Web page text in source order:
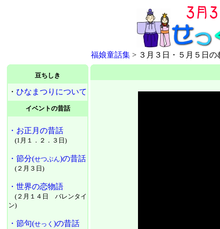
福娘童話集 > ３月３日・５月５日の
豆ちしき
・ ひなまつりについて
イベントの昔話
・お正月の昔話
(1月１．２．３日)
・節分(せつぶん)の昔話
(２月３日)
・世界の恋物語
(２月１４日 バレンタイ
ン)
・節句(せっく )の昔話